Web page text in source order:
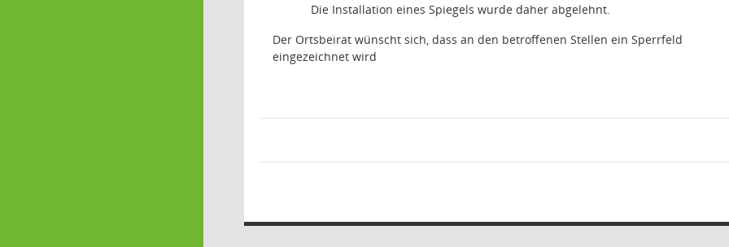
Die Installation eines Spiegels wurde daher abgelehnt.
Der Ortsbeirat wünscht sich, dass an den betroffenen Stellen ein Sperrfeld
eingezeichnet wird